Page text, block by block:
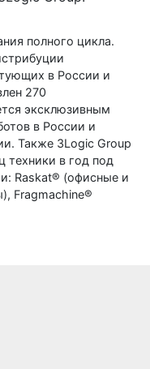
полного цикла.
в России и
270
эксклюзивным
в России и
Также 3Logic Group
техники в год под
Raskat® (офисные и
Fragmachine®